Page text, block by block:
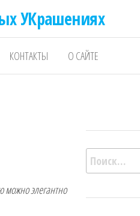
УКрашениях
КОНТАКТЫ О САЙТЕ
элегантно
Найти: